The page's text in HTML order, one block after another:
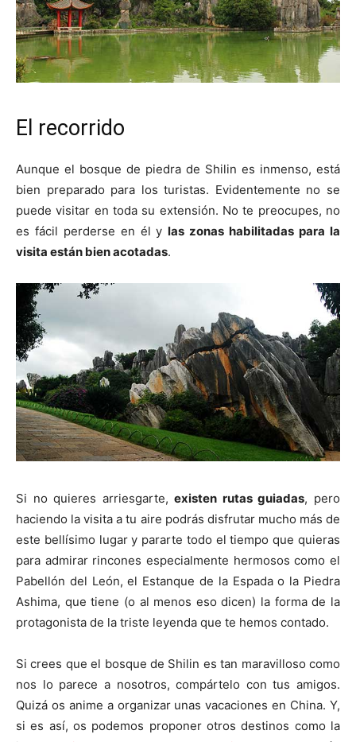
El recorrido
Aunque el bosque de piedra de Shilin es inmenso, está
bien preparado para los turistas. Evidentemente no se
puede visitar en toda su extensión. No te preocupes, no
es fácil perderse en él ylas zonas habilitadas para la
visita están bien acotadas.
Si no quieres arriesgarte,existen rutas guiadas, pero
haciendo la visita a tu aire podrás disfrutar mucho más de
este bellísimo lugar y pararte todo el tiempo que quieras
para admirar rincones especialmente hermosos como el
Pabellón del León, el Estanque de la Espada o la Piedra
Ashima, que tiene (o al menos eso dicen) la forma de la
protagonista de la triste leyenda que te hemos contado.
Si crees que el bosque de Shilin es tan maravilloso como
nos lo parece a nosotros, compártelo con tus amigos.
Quizá os anime a organizar unas vacaciones en China. Y,
si es así, os podemos proponer otros destinos como la